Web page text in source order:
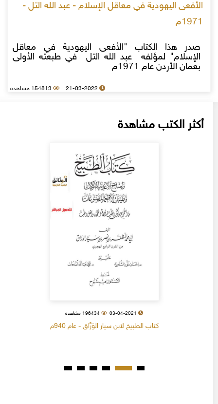
الأفعى اليهودية في معاقل الإسلام - عبد الله التل -
1971م
صدر هذا الكتاب "الأفعى اليهودية في معاقل
الإسلام" لمؤلفه عبد الله التل في طبعته الأولى
بعمان الأردن عام 1971م
21-03-2022 154813 مشاهدة
أكثر الكتب مشاهدة
03-04-2021 196434 مشاهدة
كتاب الطبيخ لابن سيار الوَرَّاق - عام 940م